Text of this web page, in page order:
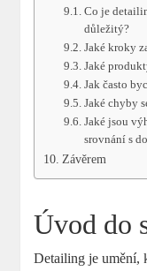
Co⁤ je
⁣důležitý?
Jaké kroky
Jaké
Jak často
Jaké chyby
Jaké jsou
srovnání ‍s
Závěrem
Úvod do
Detailing ‌je umění,